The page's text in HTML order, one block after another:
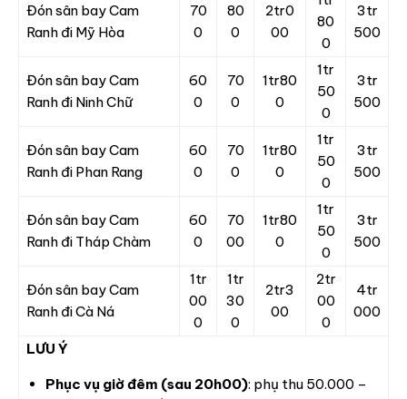
Đón sân bay Cam
Ranh đi Mỹ Hòa
70
0
80
0
2tr0
00
80
0
3tr
500
Đón sân bay Cam
Ranh đi Ninh Chữ
60
0
70
0
1tr80
0
1tr
50
0
3tr
500
Đón sân bay Cam
Ranh đi Phan Rang
60
0
70
0
1tr80
0
1tr
50
0
3tr
500
Đón sân bay Cam
Ranh đi Tháp Chàm
60
0
70
00
1tr80
0
1tr
50
0
3tr
500
Đón sân bay Cam
Ranh đi Cà Ná
1tr
00
0
1tr
30
0
2tr3
00
2tr
00
0
4tr
000
LƯU Ý
Phục vụ giờ đêm (sau 20h00): phụ thu 50.000 –